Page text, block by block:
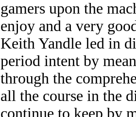
gamers upon the
enjoy and a very
Keith Yandle led in
period intent by
through the
all the course in the
continue to keep by